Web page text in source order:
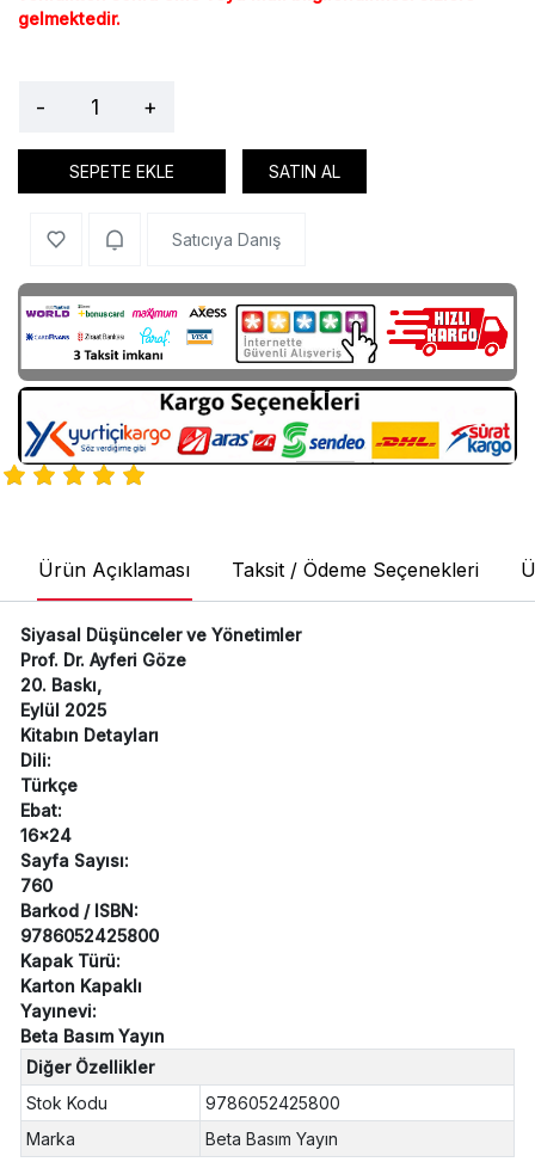
gelmektedir.
- +
SEPETE EKLE SATIN AL
Satıcıya Danış
Ürün Açıklaması Taksit / Ödeme Seçenekleri
Siyasal Düşünceler ve Yönetimler
Prof. Dr. Ayferi Göze
20. Baskı,
Eylül 2025
Kitabın Detayları
Dili:
Türkçe
Ebat:
16x24
Sayfa Sayısı:
760
Barkod / ISBN:
9786052425800
Kapak Türü:
Karton Kapaklı
Yayınevi:
Beta Basım Yayın
Diğer Özellikler
Stok Kodu
9786052425800
Marka
Beta Basım Yayın